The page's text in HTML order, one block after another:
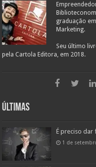
graduação
Marketing.
Seu último
pela Cartola Editora, em 2018.
Últimas
É preciso dar
1 de